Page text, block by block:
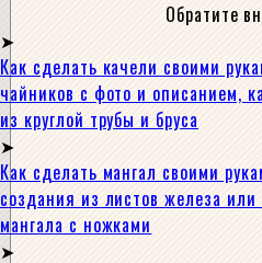
Обратите
Как сделать качели своими
чайников с фото и описанием,
из круглой трубы и бруса
Как сделать мангал своими
создания из листов железа или
мангала с ножками